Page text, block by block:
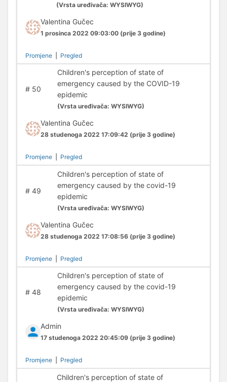
(Vrsta uređivača: WYSIWYG)
Valentina Gučec
1 prosinca 2022 09:03:00 (prije 3 godine)
Promjene Pregled
#50
Children's perception of state of
emergency caused by the COVID-19
epidemic
(Vrsta uređivača: WYSIWYG)
Valentina Gučec
28 studenoga 2022 17:09:42 (prije 3 godine)
Promjene Pregled
#49
Children's perception of state of
emergency caused by the covid-19
epidemic
(Vrsta uređivača: WYSIWYG)
Valentina Gučec
28 studenoga 2022 17:08:56 (prije 3 godine)
Promjene Pregled
#48
Children's perception of state of
emergency caused by the covid-19
epidemic
(Vrsta uređivača: WYSIWYG)
Admin
17 studenoga 2022 20:45:09 (prije 3 godine)
Promjene Pregled
Children's perception of state of